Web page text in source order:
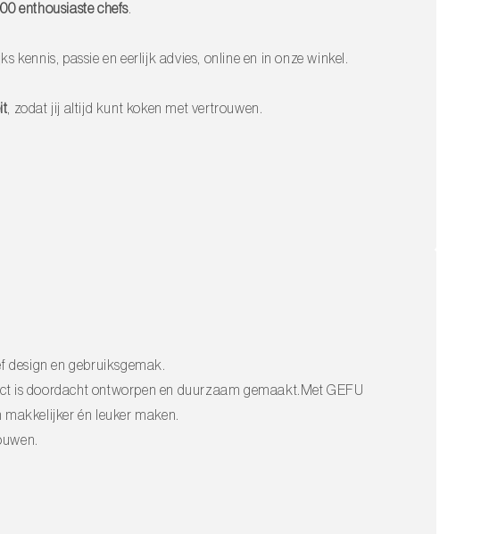
enthousiaste chefs
kennis, passie en eerlijk advies, online en in onze winkel.
, zodat jij altijd kunt koken met vertrouwen.
en gebruiksgemak.
is doordacht ontworpen en duurzaam gemaakt.Met GEFU
én leuker maken.